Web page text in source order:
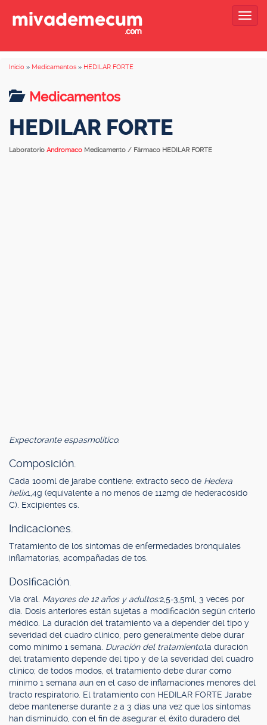
Inicio » Medicamentos » HEDILAR FORTE
Medicamentos
HEDILAR FORTE
Laboratorio Andromaco Medicamento / Fármaco HEDILAR FORTE
Expectorante espasmolítico.
Composición.
Cada 100ml de jarabe contiene: extracto seco de Hedera
helix1,4g (equivalente a no menos de 112mg de hederacósido
C). Excipientes cs.
Indicaciones.
Tratamiento de los síntomas de enfermedades bronquiales
inflamatorias, acompañadas de tos.
Dosificación.
Vía oral. Mayores de 12 años y adultos:2,5-3,5ml, 3 veces por
día. Dosis anteriores están sujetas a modificación según criterio
médico. La duración del tratamiento va a depender del tipo y
severidad del cuadro clínico, pero generalmente debe durar
como mínimo 1 semana. Duración del tratamiento:la duración
del tratamiento depende del tipo y de la severidad del cuadro
clínico; de todos modos, el tratamiento debe durar como
mínimo 1 semana aun en el caso de inflamaciones menores del
tracto respiratorio. El tratamiento con HEDILAR FORTE Jarabe
debe mantenerse durante 2 a 3 días una vez que los síntomas
han disminuido, con el fin de asegurar el éxito duradero del